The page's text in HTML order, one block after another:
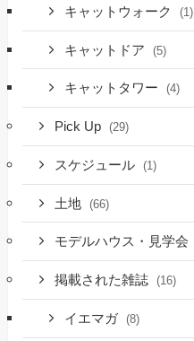
キャットウォーク (1)
キャットドア (5)
キャットタワー (4)
Pick Up (29)
スケジュール (1)
土地 (66)
モデルハウス・見学会
掲載された雑誌 (16)
イエマガ (8)